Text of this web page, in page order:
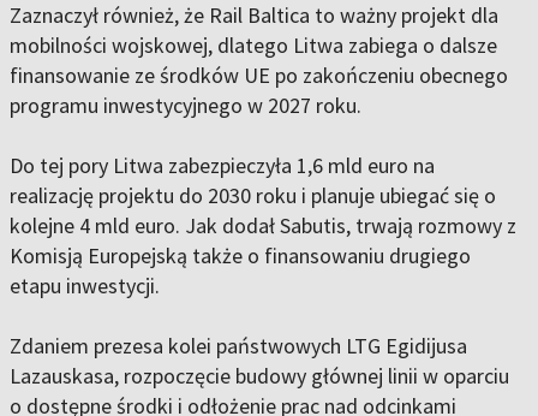
Zaznaczył również, że Rail Baltica to ważny projekt dla
mobilności wojskowej, dlatego Litwa zabiega o dalsze
finansowanie ze środków UE po zakończeniu obecnego
programu inwestycyjnego w 2027 roku.
Do tej pory Litwa zabezpieczyła 1,6 mld euro na
realizację projektu do 2030 roku i planuje ubiegać się o
kolejne 4 mld euro. Jak dodał Sabutis, trwają rozmowy z
Komisją Europejską także o finansowaniu drugiego
etapu inwestycji.
Zdaniem prezesa kolei państwowych LTG Egidijusa
Lazauskasa, rozpoczęcie budowy głównej linii w oparciu
o dostępne środki i odłożenie prac nad odcinkami